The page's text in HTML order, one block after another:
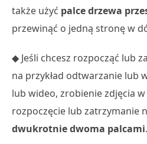
także użyć palce drzewa
przewinąć o jedną stronę w
◆ Jeśli chcesz rozpocząć lub
na przykład odtwarzanie lub
lub wideo, zrobienie zdjęcia
rozpoczęcie lub zatrzymanie
dwukrotnie dwoma palcami.